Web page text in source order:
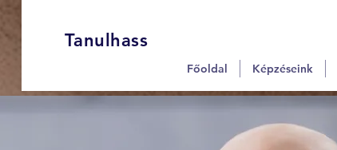
Tanulhass
Főoldal Képzéseink